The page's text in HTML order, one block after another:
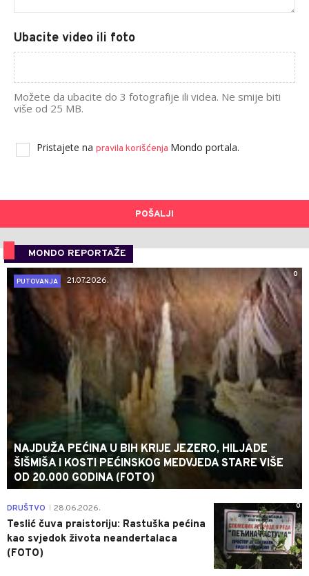
Ubacite video ili foto
Možete da ubacite do 3 fotografije ili videa. Ne smije biti
više od 25 MB.
Pristajete na pravila korišćenja Mondo portala.
POŠALJI
MONDO REPORTAŽE
0
PUTOVANJA
21.07.2026.
NAJDUŽA PEĆINA U BIH KRIJE JEZERO, HILJADE
ŠIŠMIŠA I KOSTI PEĆINSKOG MEDVJEDA STARE VIŠE
OD 20.000 GODINA (FOTO)
0
DRUŠTVO 28.06.2026.
Teslić čuva praistoriju: Rastuška pećina
kao svjedok života neandertalaca
(FOTO)